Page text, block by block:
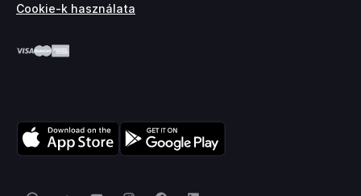
Cookie-k használata